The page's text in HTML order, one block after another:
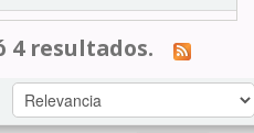
4 resultados.